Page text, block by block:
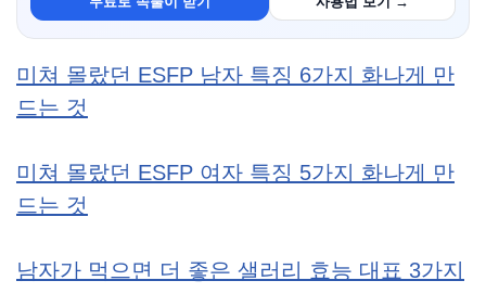
미쳐 몰랐던 ESFP 남자 특징 6가지 화나게 만
드는 것
미쳐 몰랐던 ESFP 여자 특징 5가지 화나게 만
드는 것
남자가 먹으면 더 좋은 샐러리 효능 대표 3가지